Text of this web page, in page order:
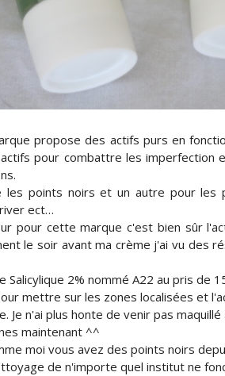
propose des actifs purs en
pour combattre les imperfection
les points noirs et un autre pour les
ect…
pour cette marque c'est bien sûr
le soir avant ma crème j'ai vu des
Salicylique 2% nommé A22 au pris de
mettre sur les zones localisées et
Je n'ai plus honte de venir pas
maintenant ^^
moi vous avez des points noirs
de n'importe quel institut ne